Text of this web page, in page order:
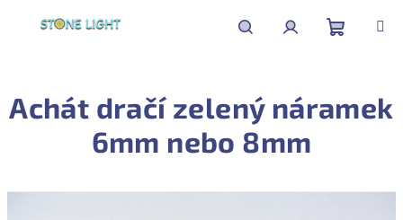
košík
Achát dračí zelený náramek
6mm nebo 8mm